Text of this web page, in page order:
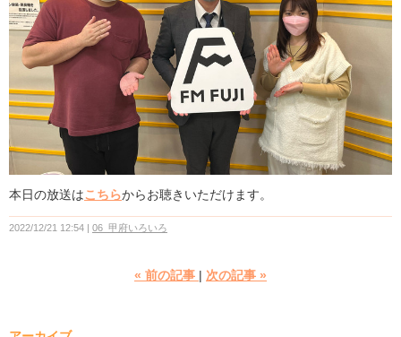
本日の放送はこちらからお聴きいただけます。
2022/12/21 12:54 06_甲府いろいろ
« 前の記事 次の記事 »